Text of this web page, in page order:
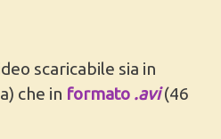
scaricabile sia in
che in formato .avi(46